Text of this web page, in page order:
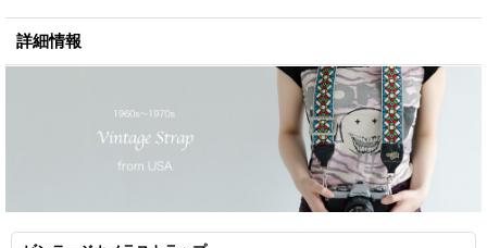
詳細情報